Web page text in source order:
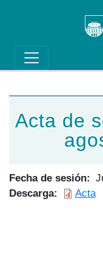
Main
Acta de
Fecha de sesión
Descarga
Acta